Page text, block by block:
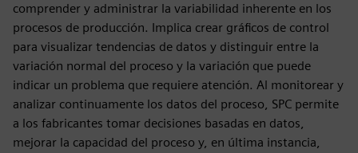
comprender y administrar la variabilidad inherente en los
procesos de producción. Implica crear gráficos de control
para visualizar tendencias de datos y distinguir entre la
variación normal del proceso y la variación que puede
indicar un problema que requiere atención. Al monitorear y
analizar continuamente los datos del proceso, SPC permite
a los fabricantes tomar decisiones basadas en datos,
mejorar la capacidad del proceso y, en última instancia,